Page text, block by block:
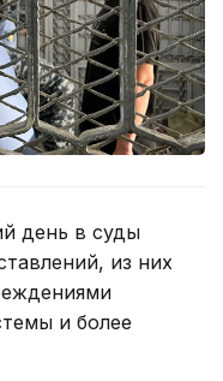
день в суды
из них
и более